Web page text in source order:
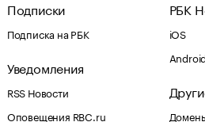
Подписки
Подписка на РБК
Уведомления
RSS Новости
Оповещения RBC.ru
РБК
iOS